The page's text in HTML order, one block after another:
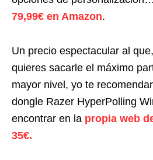
79,99€ en Amazon.
Un precio espectacular al
quieres sacarle el máximo
mayor nivel, yo te
dongle Razer HyperPolling
encontrar en la propia web
35€.